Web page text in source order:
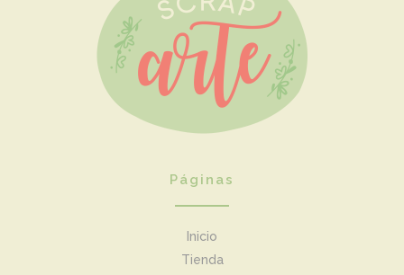
Páginas
Inicio
Tienda